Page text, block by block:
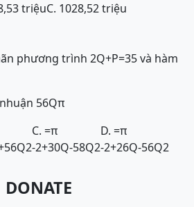
triệuC. 1028,52 triệu
phương trình 2Q+P=35 và hàm
56Qπ
Q2
C. =π
-2+30Q-58Q2
D. =π
-2+26Q-56Q2
DONATE